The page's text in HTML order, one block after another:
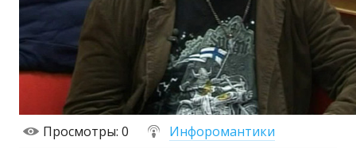
Просмотры: 0
Инфоромантики